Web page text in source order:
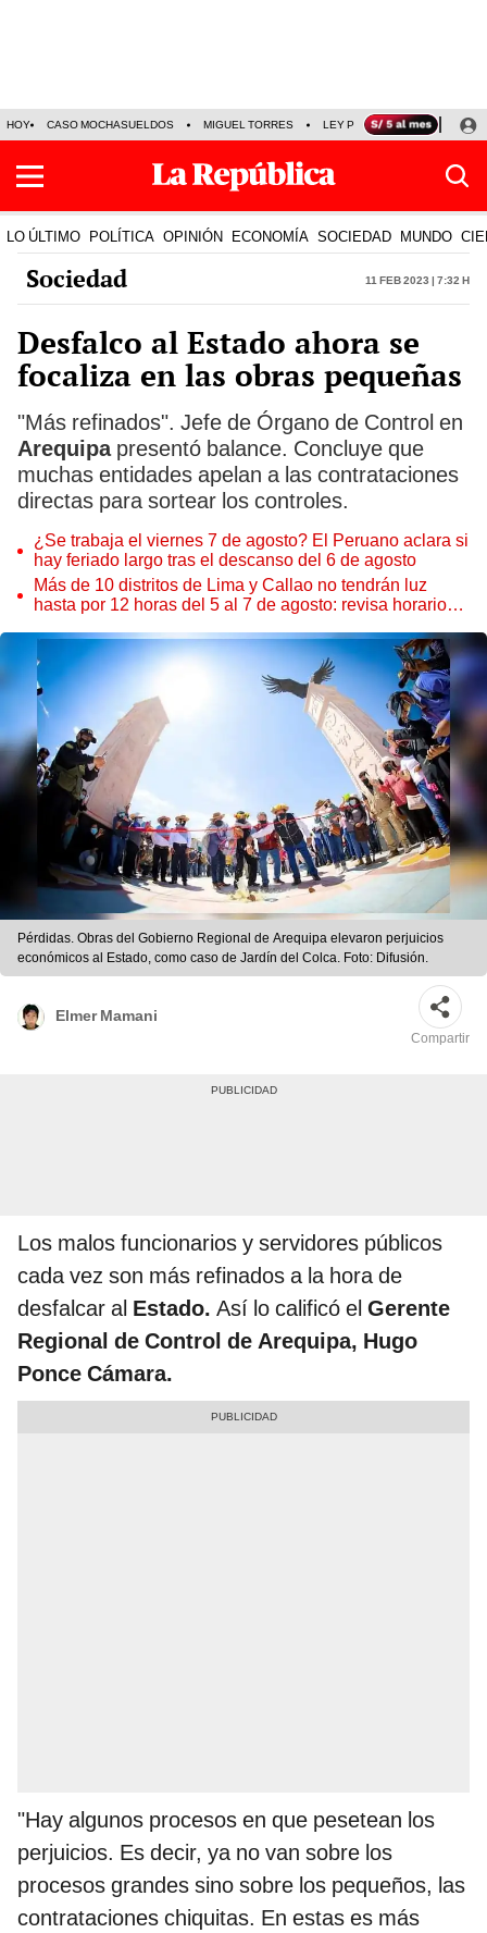
HOY CASO MOCHASUELDOS MIGUEL TORRES LEY PULPÍN PRECIO DEL
LO ÚLTIMO POLÍTICA OPINIÓN ECONOMÍA SOCIEDAD MUNDO
Sociedad 11 Feb 2023 | 7:32 h
Desfalco al Estado ahora se
focaliza en las obras pequeñas
"Más refinados". Jefe de Órgano de Control en
Arequipa presentó balance. Concluye que
muchas entidades apelan a las contrataciones
directas para sortear los controles.
¿Se trabaja el viernes 7 de agosto? El Peruano aclara si
hay feriado largo tras el descanso del 6 de agosto
Más de 10 distritos de Lima y Callao no tendrán luz
hasta por 12 horas del 5 al 7 de agosto: revisa horarios y
Pérdidas. Obras del Gobierno Regional de Arequipa elevaron perjuicios
económicos al Estado, como caso de Jardín del Colca. Foto: Difusión.
Elmer Mamani
Compartir
Los malos funcionarios y servidores públicos
cada vez son más refinados a la hora de
desfalcar al Estado. Así lo calificó el Gerente
Regional de Control de Arequipa, Hugo
Ponce Cámara.
"Hay algunos procesos en que pesetean los
perjuicios. Es decir, ya no van sobre los
procesos grandes sino sobre los pequeños, las
contrataciones chiquitas. En estas es más